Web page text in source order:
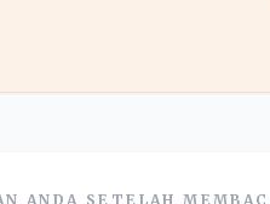
ANDA SETELAH